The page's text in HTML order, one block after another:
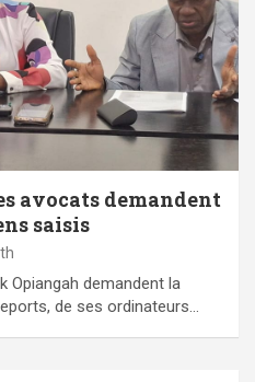
avocats demandent
saisis
Opiangah demandent la
de ses ordinateurs…